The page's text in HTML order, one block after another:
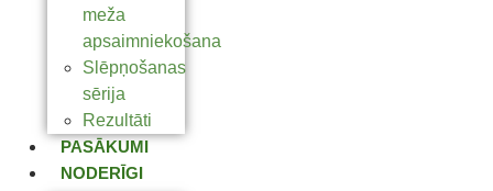
meža
apsaimniekošana
Slēpņošanas
sērija
Rezultāti
PASĀKUMI
NODERĪGI